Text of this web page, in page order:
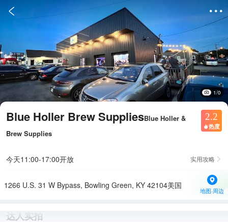
 
1/0
Blue Holler Brew SuppliesBlue Holler &
Brew Supplies
2.2
 热度
今天11:00-17:00开放 实用攻略 
1266 U.S. 31 W Bypass, Bowling Green, KY 42104美国
地图·周边
达人实拍